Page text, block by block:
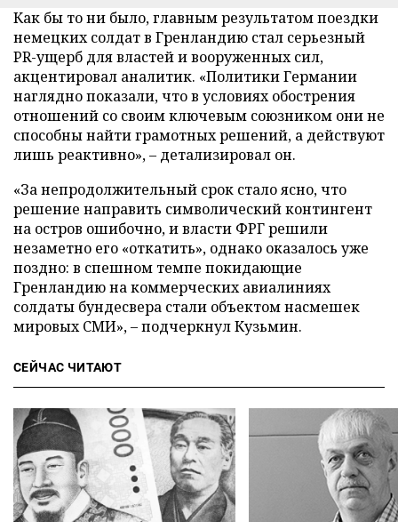
Как бы то ни было, главным результатом поездки
немецких солдат в Гренландию стал серьезный
PR-ущерб для властей и вооруженных сил,
акцентировал аналитик. «Политики Германии
наглядно показали, что в условиях обострения
отношений со своим ключевым союзником они не
способны найти грамотных решений, а действуют
лишь реактивно», – детализировал он.
«За непродолжительный срок стало ясно, что
решение направить символический контингент
на остров ошибочно, и власти ФРГ решили
незаметно его «откатить», однако оказалось уже
поздно: в спешном темпе покидающие
Гренландию на коммерческих авиалиниях
солдаты бундесвера стали объектом насмешек
мировых СМИ», – подчеркнул Кузьмин.
СЕЙЧАС ЧИТАЮТ